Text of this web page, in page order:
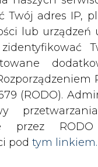
ZMIANY
Twój adres IP,
lub urządzeń
(RODO).
przez
pod tym linkiem.
węgla brunatnego